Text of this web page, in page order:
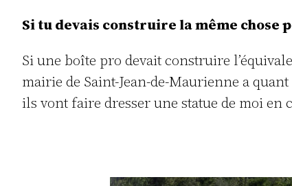
Si tu devais construire la même
Si une boîte pro devait construire
mairie de Saint-Jean-de-Maurienne a
ils vont faire dresser une statue de moi en